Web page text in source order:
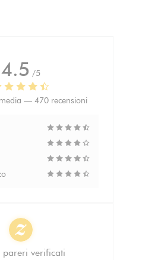
4.5 /5
— 470 recensioni
pareri verificati